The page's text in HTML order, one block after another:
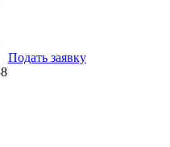
Подать заявку